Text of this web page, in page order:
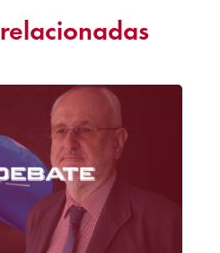
relacionadas